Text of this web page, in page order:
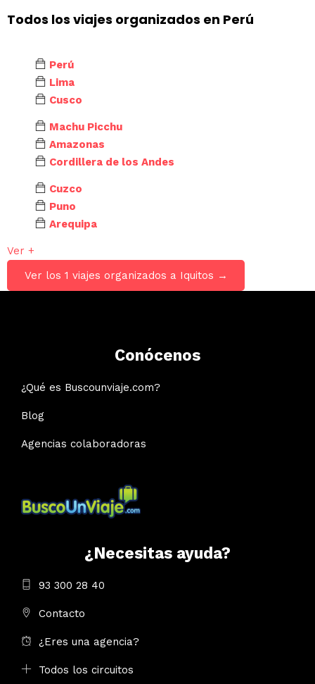
Todos los viajes organizados en Perú
Perú
Lima
Cusco
Machu Picchu
Amazonas
Cordillera de los Andes
Cuzco
Puno
Arequipa
Ver +
Ver los 1 viajes organizados a Iquitos →
Conócenos
¿Qué es Buscounviaje.com?
Blog
Agencias colaboradoras
¿Necesitas ayuda?
93 300 28 40
Contacto
¿Eres una agencia?
Todos los circuitos